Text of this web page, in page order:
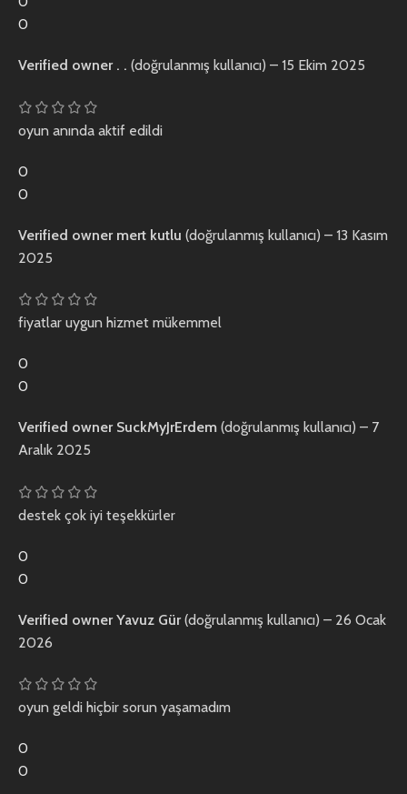
0
Verified owner . . (doğrulanmış kullanıcı) – 15 Ekim 2025
oyun anında aktif edildi
0
0
Verified owner mert kutlu (doğrulanmış kullanıcı) – 13 Kasım
2025
fiyatlar uygun hizmet mükemmel
0
0
Verified owner SuckMyJrErdem (doğrulanmış kullanıcı) – 7
Aralık 2025
destek çok iyi teşekkürler
0
0
Verified ownerYavuz Gür(doğrulanmış kullanıcı) – 26 Ocak
2026
oyun geldi hiçbir sorun yaşamadım
0
0